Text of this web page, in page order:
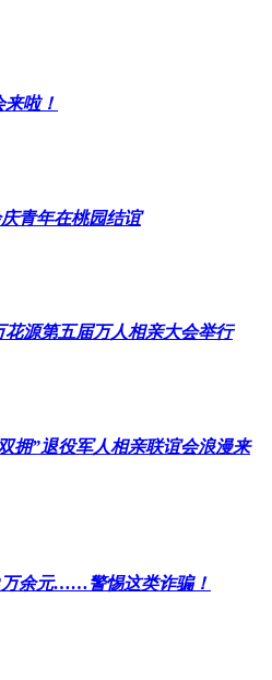
啦！
青年在桃园结谊
花源第五届万人相亲大会举行
拥”退役军人相亲联谊会浪漫来
万余元……警惕这类诈骗！